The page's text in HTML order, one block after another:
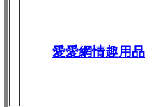
愛愛網情趣用品